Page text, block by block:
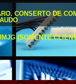
CONSERTO DE
(SOMENTE